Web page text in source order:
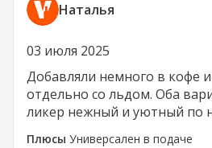
Наталья
03 июля 2025
Добавляли немного в кофе
отдельно со льдом. Оба
ликер нежный и уютный по
Плюсы Универсален в подаче